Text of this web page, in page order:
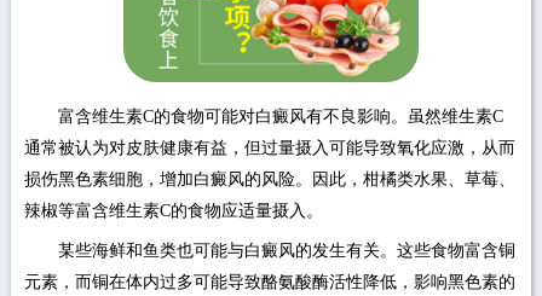
富含维生素C的食物可能对白癜风有不良影响。虽然维生素C
通常被认为对皮肤健康有益，但过量摄入可能导致氧化应激，从而
损伤黑色素细胞，增加白癜风的风险。因此，柑橘类水果、草莓、
辣椒等富含维生素C的食物应适量摄入。
某些海鲜和鱼类也可能与白癜风的发生有关。这些食物富含铜
元素，而铜在体内过多可能导致酪氨酸酶活性降低，影响黑色素的